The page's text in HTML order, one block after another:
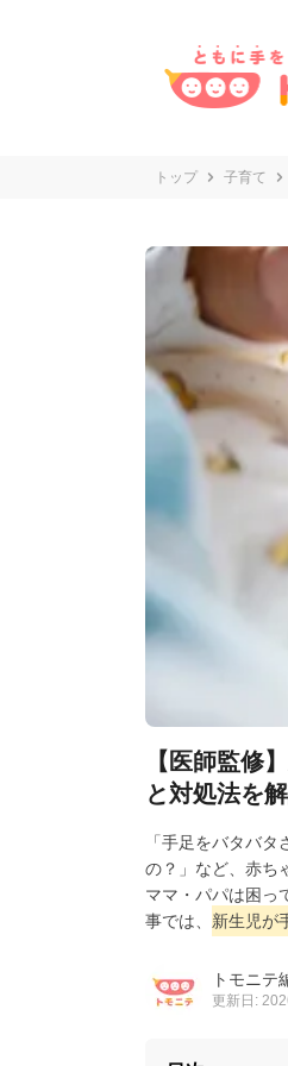
トップ 子育て
【医師監修
と対処法を解
「手足をバタバ
の？」など、赤ち
ママ・パパは困っ
事では、 新生児が
トモニテ
更新日: